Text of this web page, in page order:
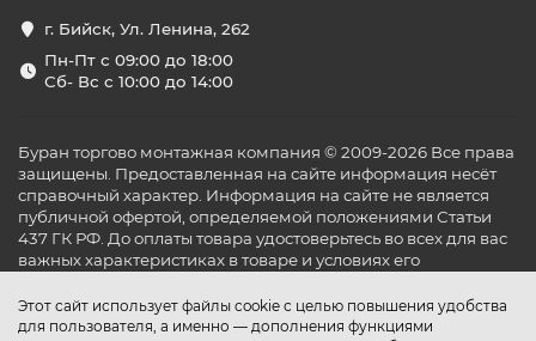
Этот сайт использует файлы cookie с целью повышения удобства
для пользователя, а именно — дополнения функциями
г. Бийск, Ул. Ленина, 262
Пн-Пт с 09:00 до 18:00
Сб- Вс с 10:00 до 14:00
Буран торгово монтажная компания © 2009-2026 Все права
защищены. Предоставленная на сайте информация несёт
справочный характер. Информация на сайте не является
публичной офертой, определяемой положениями Статьи
437 ГК РФ. До оплаты товара удостоверьтесь во всех для вас
важных характеристиках в товаре и условиях его